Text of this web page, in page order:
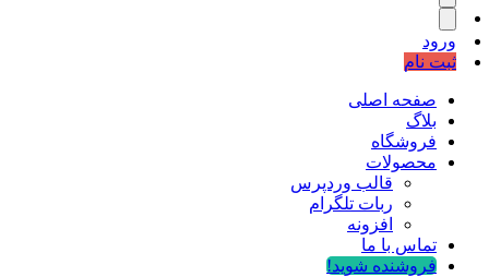
ورود
ثبت نام
صفحه اصلی
بلاگ
فروشگاه
محصولات
قالب وردپرس
ربات تلگرام
افزونه
تماس با ما
فروشنده شوید!